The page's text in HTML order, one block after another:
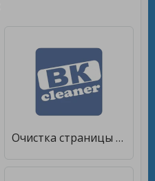
Очистка страницы и паблика [Без рекламы]